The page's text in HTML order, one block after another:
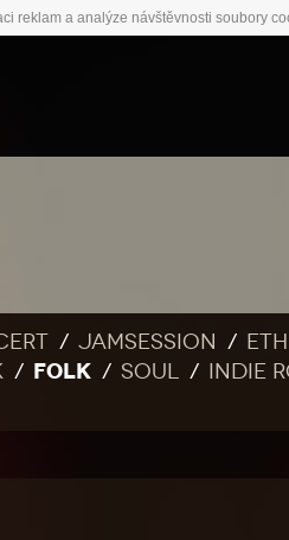
reklam a analýze návštěvnosti soubory
Jamsession
FOLK Soul Indie